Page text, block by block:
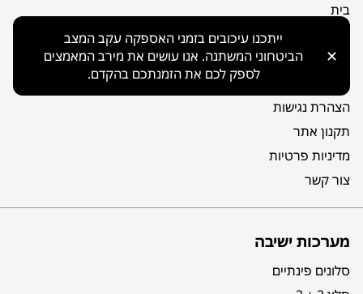
ייתכנו עיכובים בזמני האספקה עקב המצב
הביטחוני המשתנה. אנו עושים את מירב המאמצים
לספק לכם את הזמנתכם בהקדם.
✕
בית
אודות
מפת אתר
הצהרת נגישות
תקנון אתר
מדיניות פרטיות
צור קשר
מערכות ישיבה
סלונים פינתיים